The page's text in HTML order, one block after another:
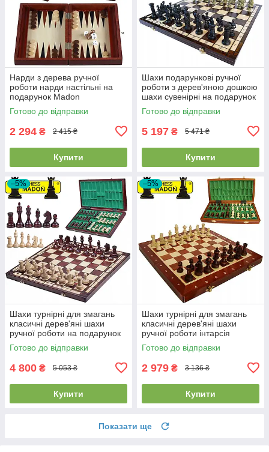
Нарди з дерева ручної
роботи нарди настільні на
подарунок Madon
Backgammon Male розмір 28
х 33 см вага 700 г
Готово до відправки
2 294 ₴ 2 415 ₴
Купити
Шахи подарункові ручної
роботи з дерев'яною дошкою
шахи сувенірні на подарунок
MADON SPARTA (48x48см)
Готово до відправки
5 197 ₴ 5 471 ₴
Купити
–5%
Шахи турнірні для змагань
класичні дерев'яні шахи
ручної роботи на подарунок
MADON №8 (54x54см)
Готово до відправки
4 800 ₴ 5 053 ₴
Купити
–5%
Шахи турнірні для змагань
класичні дерев'яні шахи
ручної роботи інтарсія
MADON №3 (35x35см)
Готово до відправки
2 979 ₴ 3 136 ₴
Купити
Показати ще